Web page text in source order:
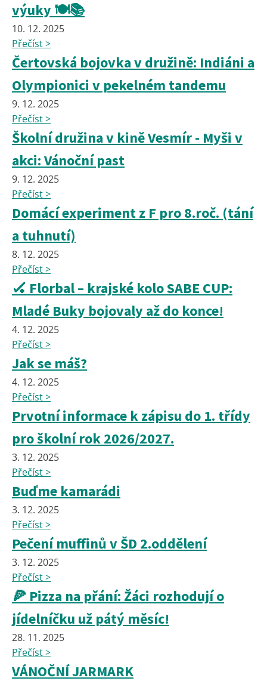
výuky 🍽️📚
10. 12. 2025
Přečíst >
Čertovská bojovka v družině: Indiáni a
Olympionici v pekelném tandemu
9. 12. 2025
Přečíst >
Školní družina v kině Vesmír - Myši v
akci: Vánoční past
9. 12. 2025
Přečíst >
Domácí experiment z F pro 8.roč. (tání
a tuhnutí)
8. 12. 2025
Přečíst >
🏑 Florbal – krajské kolo SABE CUP:
Mladé Buky bojovaly až do konce!
4. 12. 2025
Přečíst >
Jak se máš?
4. 12. 2025
Přečíst >
Prvotní informace k zápisu do 1. třídy
pro školní rok 2026/2027.
3. 12. 2025
Přečíst >
Buďme kamarádi
3. 12. 2025
Přečíst >
Pečení muffinů v ŠD 2.oddělení
3. 12. 2025
Přečíst >
🍕 Pizza na přání: Žáci rozhodují o
jídelníčku už pátý měsíc!
28. 11. 2025
Přečíst >
VÁNOČNÍ JARMARK